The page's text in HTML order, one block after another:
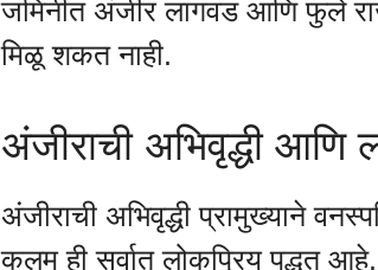
जमिनीत अंजीर लागवड आणि फुले
मिळू शकत नाही.
अंजीराची अभिवृद्धी आणि
अंजीराची अभिवृद्धी प्रामुख्याने
कलम ही सर्वात लोकप्रिय पद्धत